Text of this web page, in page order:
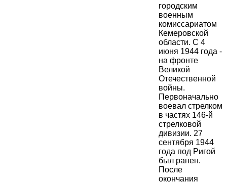
городским
военным
комиссариатом
Кемеровской
области. С 4
июня 1944 года -
на фронте
Великой
Отечественной
войны.
Первоначально
воевал стрелком
в частях 146-й
стрелковой
дивизии. 27
сентября 1944
года под Ригой
был ранен.
После
окончания